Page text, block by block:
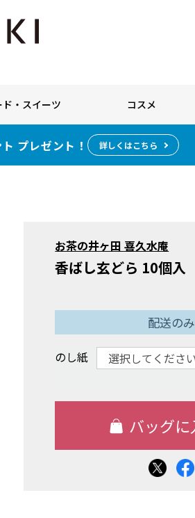
ド・スイーツ コスメ
プレゼント！ 詳しくはこちら
お茶の井ヶ田 喜久水庵
香ばし玄どら 10個入
配送のみ
のし紙